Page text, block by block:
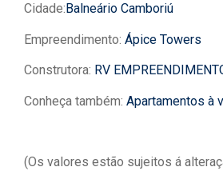
Cidade: Balneário Camboriú
Empreendimento: Ápice Towers
Construtora: RV
Conheça também: Apartamentos à
(Os valores estão sujeitos á